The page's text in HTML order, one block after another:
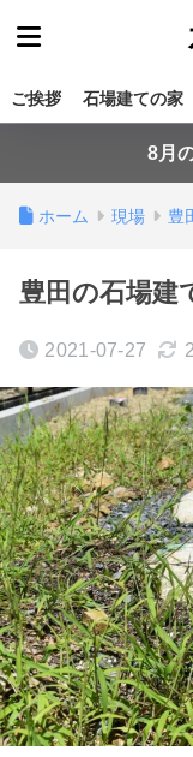
ご挨拶 石場建ての家
8月
ホーム 現場 豊
豊田の石場
2021-07-27